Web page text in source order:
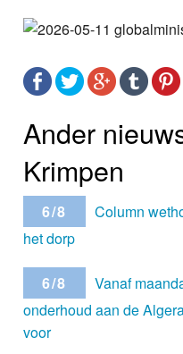
Video
Webcam
Info
Ander
Krimpen
6/8
Column
het dorp
6/8
Vanaf
onderhoud aan de
voor